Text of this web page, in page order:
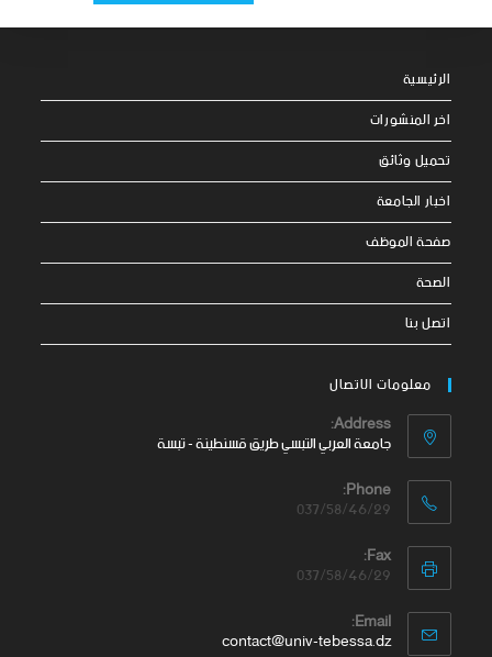
الرئيسية
اخر المنشورات
تحميل وثائق
اخبار الجامعة
صفحة الموظف
الصحة
اتصل بنا
معلومات الاتصال
Address:
جامعة العربي التبسي طريق قسنطينة - تبسة
Phone:
037/58/46/29
Fax:
037/58/46/29
Email:
contact@univ-tebessa.dz